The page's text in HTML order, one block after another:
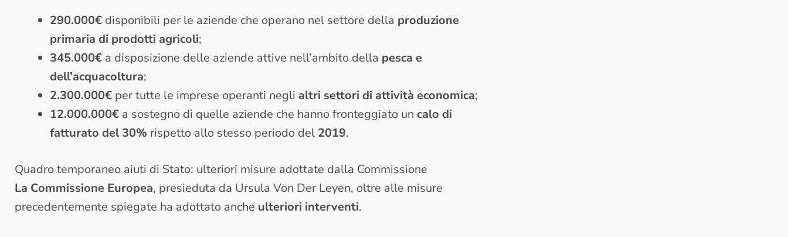
290.000€ disponibili per le aziende che operano nel settore della produzione
primaria di prodotti agricoli;
345.000€ a disposizione delle aziende attive nell’ambito della pesca e
dell’acquacoltura;
2.300.000€ per tutte le imprese operanti negli altri settori di attività economica;
12.000.000€ a sostegno di quelle aziende che hanno fronteggiato un calo di
fatturato del 30% rispetto allo stesso periodo del 2019.
Quadro temporaneo aiuti di Stato: ulteriori misure adottate dalla Commissione
La Commissione Europea, presieduta da Ursula Von Der Leyen, oltre alle misure
precedentemente spiegate ha adottato anche ulteriori interventi.